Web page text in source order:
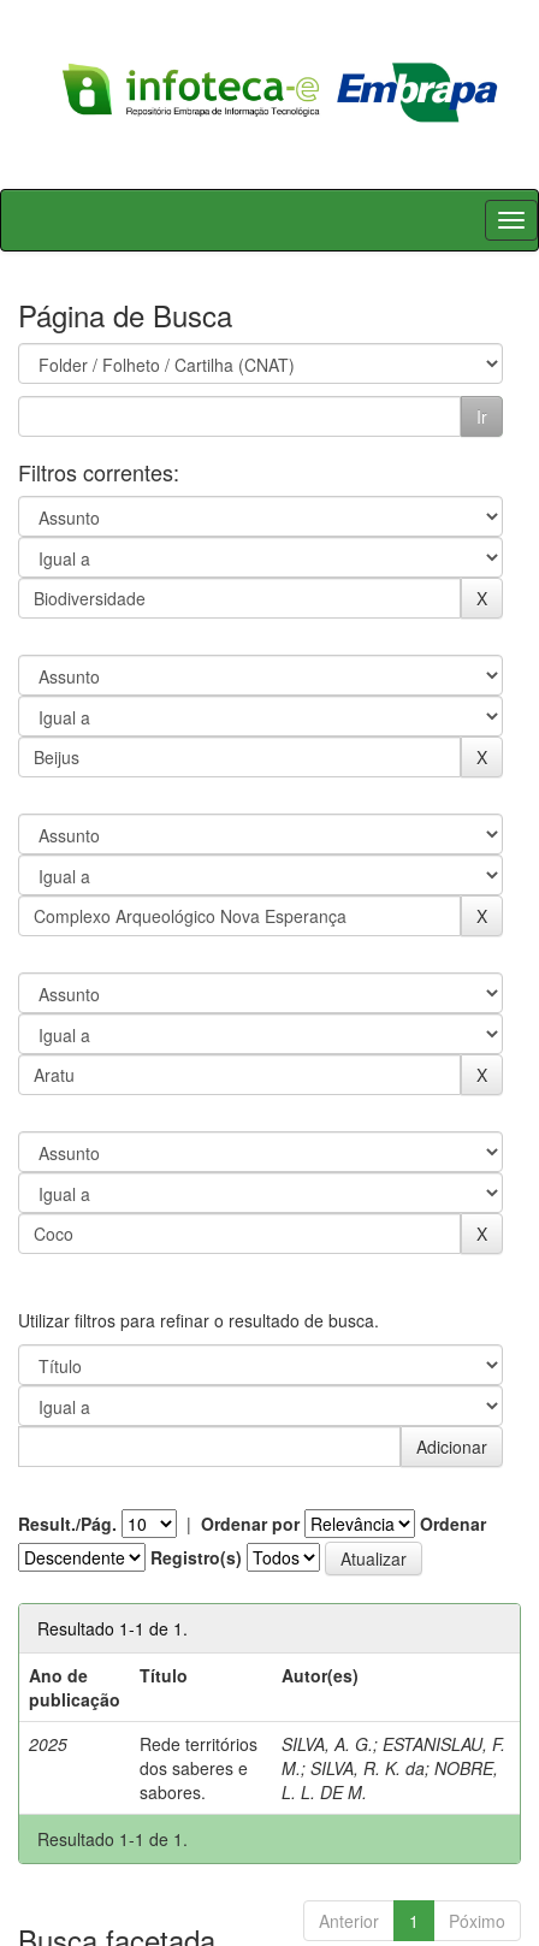
Skip
Página de Busca
Filtros correntes:
Utilizar filtros para refinar o resultado de busca.
Result./Pág. | Ordenar por
Ordenar
Registro(s)
Resultado 1-1 de 1.
Ano de
publicação
Título Autor(es)
2025
Rede territórios
dos saberes e
sabores.
SILVA, A. G.; ESTANISLAU, F.
M.; SILVA, R. K. da; NOBRE,
L. L. DE M.
Resultado 1-1 de 1.
Anterior 1 Póximo